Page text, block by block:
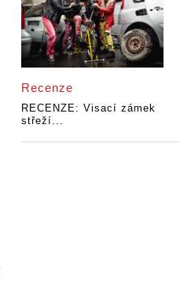
Recenze
RECENZE: Visací zámek
střeží...